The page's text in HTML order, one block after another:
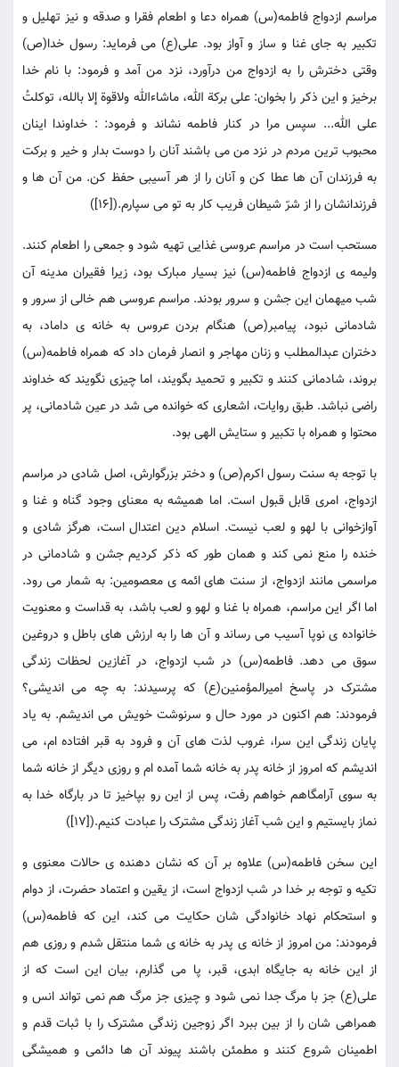
مراسم ازدواج فاطمه(س) همراه دعا و اطعام فقرا و صدقه و نیز تهلیل و
تکبیر به جای غنا و ساز و آواز بود. علی(ع) می فرماید: رسول خدا(ص)
وقتی دخترش را به ازدواج من درآورد، نزد من آمد و فرمود: با نام خدا
برخیز و این ذکر را بخوان: علی برکة الله، ماشاءالله ولاقوة إلا بالله، توکلتُ
علی الله... سپس مرا در کنار فاطمه نشاند و فرمود: : خداوندا اینان
محبوب ترین مردم در نزد من می باشند آنان را دوست بدار و خیر و برکت
به فرزندان آن ها عطا کن و آنان را از هر آسیبی حفظ کن. من آن ها و
فرزندانشان را از شرّ شیطان فریب کار به تو می سپارم.([16])
مستحب است در مراسم عروسی غذایی تهیه شود و جمعی را اطعام کنند.
ولیمه ی ازدواج فاطمه(س) نیز بسیار مبارک بود، زیرا فقیران مدینه آن
شب میهمان این جشن و سرور بودند. مراسم عروسی هم خالی از سرور و
شادمانی نبود، پیامبر(ص) هنگام بردن عروس به خانه ی داماد، به
دختران عبدالمطلب و زنان مهاجر و انصار فرمان داد که همراه فاطمه(س)
بروند، شادمانی کنند و تکبیر و تحمید بگویند، اما چیزی نگویند که خداوند
راضی نباشد. طبق روایات، اشعاری که خوانده می شد در عین شادمانی، پر
محتوا و همراه با تکبیر و ستایش الهی بود.
با توجه به سنت رسول اکرم(ص) و دختر بزرگوارش، اصل شادی در مراسم
ازدواج، امری قابل قبول است. اما همیشه به معنای وجود گناه و غنا و
آوازخوانی با لهو و لعب نیست. اسلام دین اعتدال است، هرگز شادی و
خنده را منع نمی کند و همان طور که ذکر کردیم جشن و شادمانی در
مراسمی مانند ازدواج، از سنت های ائمه ی معصومین: به شمار می رود.
اما اگر این مراسم، همراه با غنا و لهو و لعب باشد، به قداست و معنویت
خانواده ی نوپا آسیب می رساند و آن ها را به ارزش های باطل و دروغین
سوق می دهد. فاطمه(س) در شب ازدواج، در آغازین لحظات زندگی
مشترک در پاسخ امیرالمؤمنین(ع) که پرسیدند: به چه می اندیشی؟
فرمودند: هم اکنون در مورد حال و سرنوشت خویش می اندیشم. به یاد
پایان زندگی این سرا، غروب لذت های آن و فرود به قبر افتاده ام، می
اندیشم که امروز از خانه پدر به خانه شما آمده ام و روزی دیگر از خانه شما
به سوی آرامگاهم خواهم رفت، پس از این رو بپاخیز تا در بارگاه خدا به
نماز بایستیم و این شب آغاز زندگی مشترک را عبادت کنیم.([17])
این سخن فاطمه(س) علاوه بر آن که نشان دهنده ی حالات معنوی و
تکیه و توجه بر خدا در شب ازدواج است، از یقین و اعتماد حضرت، از دوام
و استحکام نهاد خانوادگی شان حکایت می کند، این که فاطمه(س)
فرمودند: من امروز از خانه ی پدر به خانه ی شما منتقل شدم و روزی هم
از این خانه به جایگاه ابدی، قبر، پا می گذارم، بیان این است که از
علی(ع) جز با مرگ جدا نمی شود و چیزی جز مرگ هم نمی تواند انس و
همراهی شان را از بین ببرد اگر زوجین زندگی مشترک را با ثبات قدم و
اطمینان شروع کنند و مطمئن باشند پیوند آن ها دائمی و همیشگی